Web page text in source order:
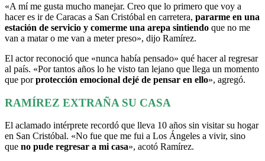
«A mí me gusta mucho manejar. Creo que lo primero que voy a
hacer es ir de Caracas a San Cristóbal en carretera, pararme en una
estación de servicio y comerme una arepa sintiendo que no me
van a matar o me van a meter preso», dijo Ramírez.
El actor reconoció que «nunca había pensado» qué hacer al regresar
al país. «Por tantos años lo he visto tan lejano que llega un momento
que porprotección emocional dejé de pensar en ello», agregó.
RAMÍREZ EXTRAÑA SU CASA
El aclamado intérprete recordó que lleva 10 años sin visitar su hogar
en San Cristóbal. «No fue que me fui a Los Ángeles a vivir, sino
que no pude regresar a mi casa», acotó Ramírez.